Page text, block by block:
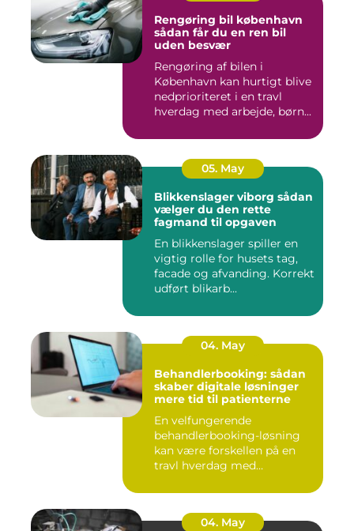
Rengøring bil københavn
sådan får du en ren bil
uden besvær
Rengøring af bilen i
København kan hurtigt blive
nedprioriteret i en travl
hverdag med arbejde, børn...
05. May
Blikkenslager viborg sådan
vælger du den rette
fagmand til opgaven
En blikkenslager spiller en
vigtig rolle for husets tag,
facade og afvanding. Korrekt
udført blikarb...
04. May
Behandlerbooking: sådan
skaber digitale løsninger
mere tid til patienterne
En velfungerende
behandlerbooking-løsning
kan være forskellen på en
travl hverdag med
04. May